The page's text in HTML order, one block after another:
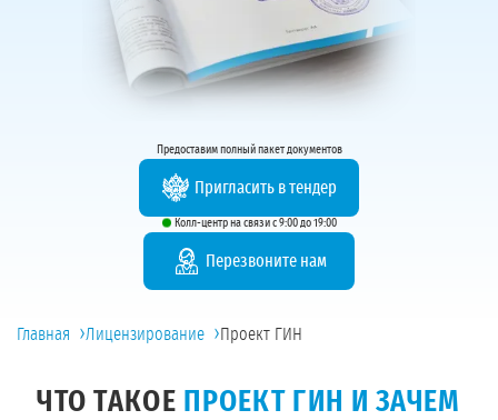
Предоставим полный пакет документов
Пригласить в тендер
Колл-центр на связи с 9:00 до 19:00
Перезвоните нам
Главная ›Лицензирование ›Проект ГИН
ЧТО ТАКОЕ ПРОЕКТ ГИН И ЗАЧЕМ